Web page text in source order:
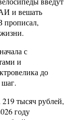
и вешать
прописал,
с
и
до
219 тысяч рублей,
году